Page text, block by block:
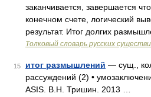
заканчивается, завершается
конечном счете, логический
результат. Итог долгих
Толковый словарь русских
15 итог размышлений — сущ.,
рассуждений (2) •
ASIS. В.Н. Тришин. 2013 …